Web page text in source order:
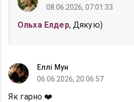
08.06.2026, 07:01:33
Ольха Елдер, Дякую)
Еллі Мун
06.06.2026, 20:06:57
Як гарно ❤️